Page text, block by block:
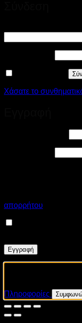
Χάσατε το
απορρήτου
Εγγραφή
Το eshop μας
Πληροφορίες